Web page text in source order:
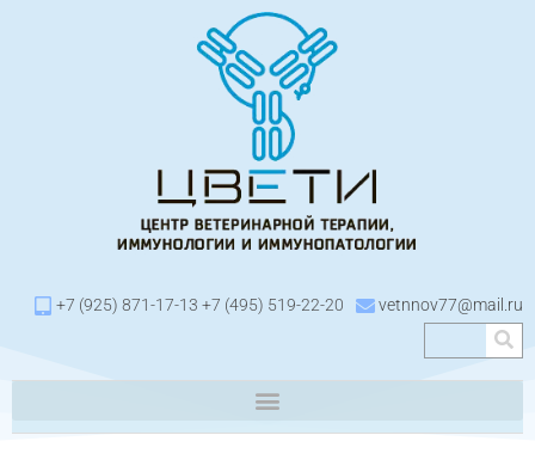
+7 (925) 871-17-13 +7 (495) 519-22-20 vetnnov77@mail.ru